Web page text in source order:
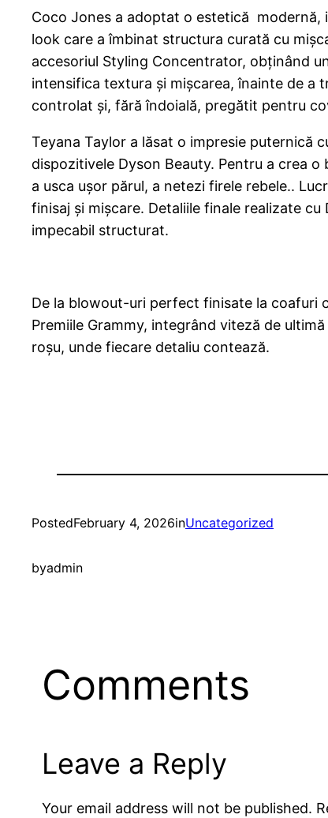
Coco Jones a adoptat o estetică modernă,
look care a îmbinat structura curată cu
accesoriul Styling Concentrator, obținând
intensifica textura și mișcarea, înainte de a
controlat și, fără îndoială, pregătit pentru
Teyana Taylor a lăsat o impresie puternică
dispozitivele Dyson Beauty. Pentru a crea
a usca ușor părul, a netezi firele rebele..
finisaj și mișcare. Detaliile finale realizate
impecabil structurat.
De la blowout-uri perfect finisate la coafuri
Premiile Grammy, integrând viteză de
roșu, unde fiecare detaliu contează.
PostedFebruary 4, 2026inUncategorized
byadmin
Comments
Leave a Reply
Your email address will not be published.